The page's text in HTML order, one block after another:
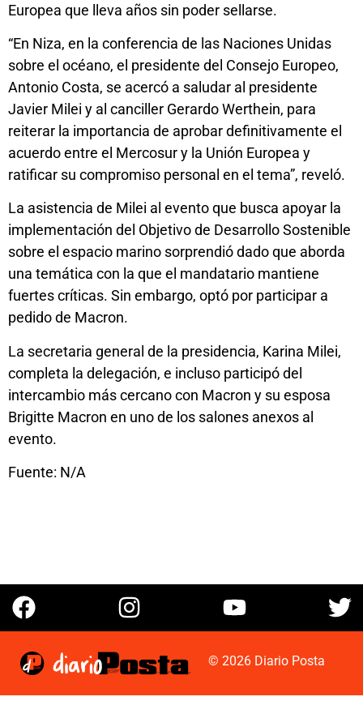
Europea que lleva años sin poder sellarse.
“En Niza, en la conferencia de las Naciones Unidas
sobre el océano, el presidente del Consejo Europeo,
Antonio Costa, se acercó a saludar al presidente
Javier Milei y al canciller Gerardo Werthein, para
reiterar la importancia de aprobar definitivamente el
acuerdo entre el Mercosur y la Unión Europea y
ratificar su compromiso personal en el tema”, reveló.
La asistencia de Milei al evento que busca apoyar la
implementación del Objetivo de Desarrollo Sostenible
sobre el espacio marino sorprendió dado que aborda
una temática con la que el mandatario mantiene
fuertes críticas. Sin embargo, optó por participar a
pedido de Macron.
La secretaria general de la presidencia, Karina Milei,
completa la delegación, e incluso participó del
intercambio más cercano con Macron y su esposa
Brigitte Macron en uno de los salones anexos al
evento.
Fuente: N/A
© 2026 Diario Posta